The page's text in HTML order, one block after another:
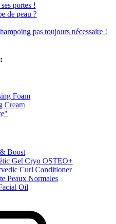
portes !
de peau ?
pas toujours nécessaire !
Foam
Cream
Boost
Gel Cryo OSTEO+
Curl Conditioner
Peaux Normales
Oil